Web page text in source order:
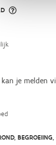
je melden